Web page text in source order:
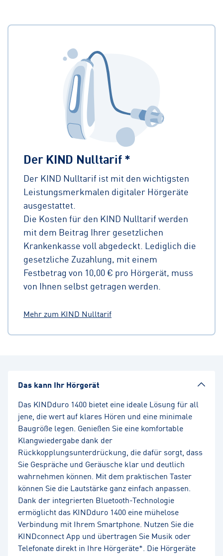
Der KIND Nulltarif *
Der KIND Nulltarif ist mit den wichtigsten
Leistungsmerkmalen digitaler Hörgeräte
ausgestattet.
Die Kosten für den KIND Nulltarif werden
mit dem Beitrag Ihrer gesetzlichen
Krankenkasse voll abgedeckt. Lediglich die
gesetzliche Zuzahlung, mit einem
Festbetrag von 10,00 € pro Hörgerät, muss
von Ihnen selbst getragen werden.
Mehr zum KIND Nulltarif
Das kann Ihr Hörgerät
Das KINDduro 1400 bietet eine ideale Lösung für all
jene, die wert auf klares Hören und eine minimale
Baugröße legen. Genießen Sie eine komfortable
Klangwiedergabe dank der
Rückkopplungsunterdrückung, die dafür sorgt, dass
Sie Gespräche und Geräusche klar und deutlich
wahrnehmen können. Mit dem praktischen Taster
können Sie die Lautstärke ganz einfach anpassen.
Dank der integrierten Bluetooth-Technologie
ermöglicht das KINDduro 1400 eine mühelose
Verbindung mit Ihrem Smartphone. Nutzen Sie die
KINDconnect App und übertragen Sie Musik oder
Telefonate direkt in Ihre Hörgeräte*. Die Hörgeräte